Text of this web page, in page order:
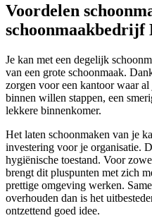
Voordelen
schoonmaakbedrijf
Je kan met een degelijk
van een grote schoonmaak.
zorgen voor een kantoor waar
binnen willen stappen, een
lekkere binnenkomer.
Het laten schoonmaken van je
investering voor je organisatie.
hygiënische toestand. Voor
brengt dit pluspunten met zich
prettige omgeving werken.
overhouden dan is het
ontzettend goed idee.